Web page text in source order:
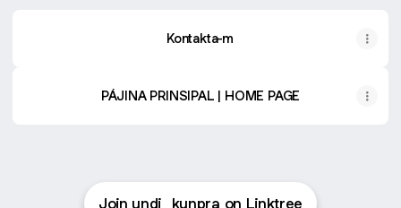
Kontakta-m
PÁJINA PRINSIPAL | HOME PAGE
Join undi_kunpra on Linktree